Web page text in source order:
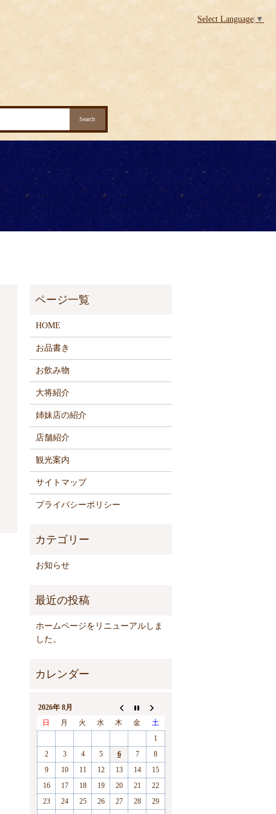
Select Language ▼
HOME
お品書き
お飲み物
大将紹介
姉妹店の紹介
店舗紹介
観光案内
サイトマップ
プライバシーポリシー
お知らせ
ホームページをリニューアルしま
した。
2026年 8月
日
月 火 水 木 金
土
1
2
3 4 5 6 7
8
9
10 11 12 13 14
15
16
17 18 19 20 21
22
23
24 25 26 27 28
29